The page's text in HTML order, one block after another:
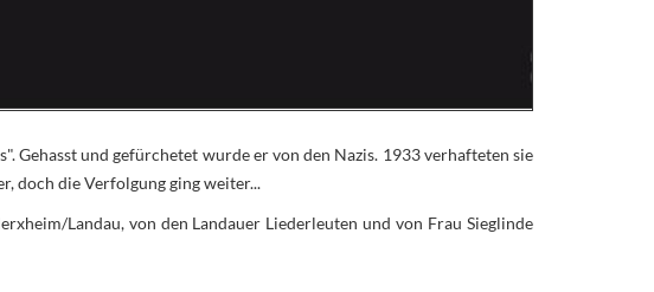
und gefürchetet wurde er von den Nazis. 1933 verhafteten sie
doch die Verfolgung ging weiter...
Landau, von den Landauer Liederleuten und von Frau Sieglinde